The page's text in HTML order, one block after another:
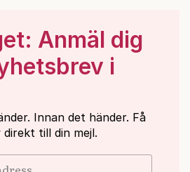
Anmäl dig
i
Innan det händer. Få
till din mejl.